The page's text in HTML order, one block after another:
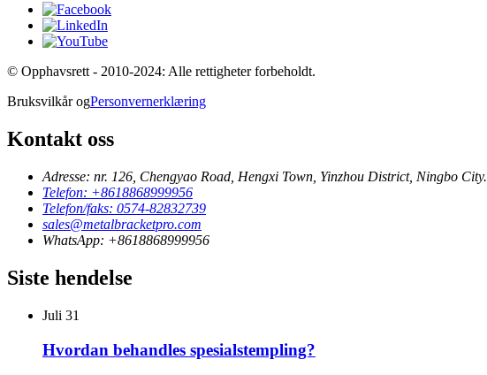
© Opphavsrett - 2010-2024: Alle rettigheter forbeholdt.
Bruksvilkår ogPersonvernerklæring
Kontakt oss
Adresse: nr. 126, Chengyao Road, Hengxi Town, Yinzhou District, Ningbo City.
Telefon: +8618868999956
Telefon/faks: 0574-82832739
sales@metalbracketpro.com
WhatsApp: +8618868999956
Siste hendelse
Juli 31
Hvordan behandles spesialstempling?